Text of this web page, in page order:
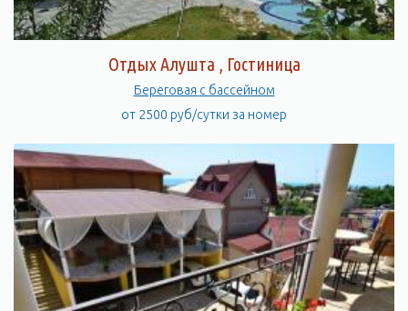
Отдых Алушта , Гостиница
Береговая с бассейном
от 2500 руб/сутки за номер